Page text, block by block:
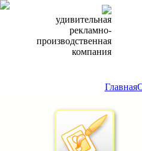
удивительная
рекламно-
производственная
компания
Главная